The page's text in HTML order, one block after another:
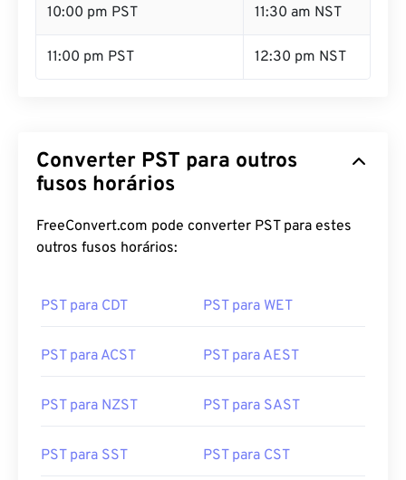
11:00 pm PST 12:30 pm NST
FreeConvert.com pode converter PST para estes
PST para ACST PST para AEST
PST para NZST PST para SAST
PST para SST PST para CST
PST para PST PST para AKST